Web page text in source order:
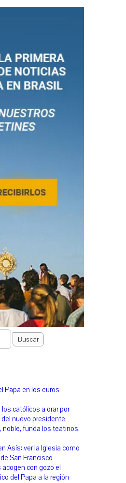
Buscar
Papa en los euros
católicos a orar por
nuevo presidente
noble, funda los teatinos,
Asís: ver la Iglesia como
San Francisco
con gozo el
del Papa a la región